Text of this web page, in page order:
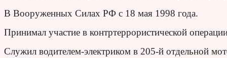
В Вооруженных Силах РФ с 18 мая 1998 года.
Принимал участие в контртеррористической
Служил водителем-электриком в 205-й отдельной